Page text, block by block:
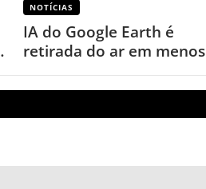
NOTÍCIAS
IA do Google Earth é
retirada do ar em menos
de um dia após uso
inesperado